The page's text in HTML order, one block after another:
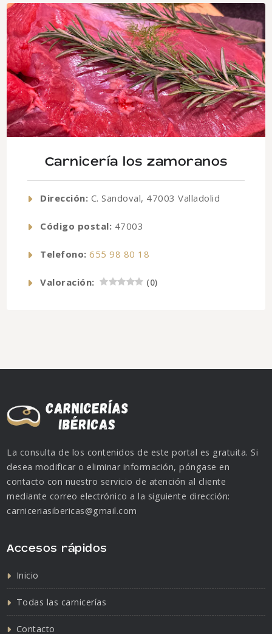
Carnicería los zamoranos
Dirección: C. Sandoval, 47003 Valladolid
Código postal: 47003
Telefono: 655 98 80 18
Valoración: (0)
La consulta de los contenidos de este portal es gratuita. Si
desea modificar o eliminar información, póngase en
contacto con nuestro servicio de atención al cliente
mediante correo electrónico a la siguiente dirección:
carniceriasibericas@gmail.com
Accesos rápidos
Inicio
Todas las carnicerías
Contacto